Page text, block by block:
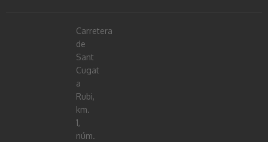
Carretera
de
Sant
Cugat
a
Rubi,
km.
1,
núm.